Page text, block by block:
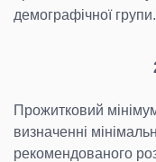
демографічної групи.
Прожитковий
визначенні
рекомендованого